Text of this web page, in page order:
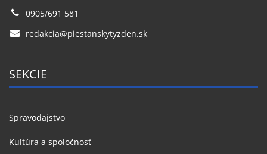
0905/691 581
redakcia@piestanskytyzden.sk
SEKCIE
Spravodajstvo
Kultúra a spoločnosť